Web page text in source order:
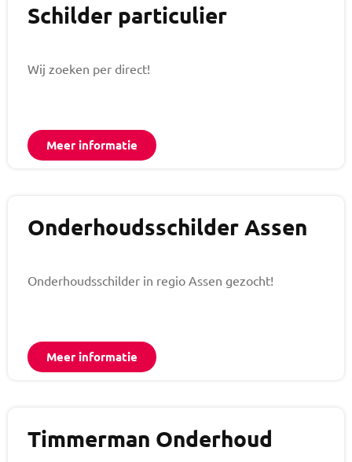
Schilder particulier
Wij zoeken per direct!
Meer informatie
Onderhoudsschilder Assen
Onderhoudsschilder in regio Assen gezocht!
Meer informatie
Timmerman Onderhoud